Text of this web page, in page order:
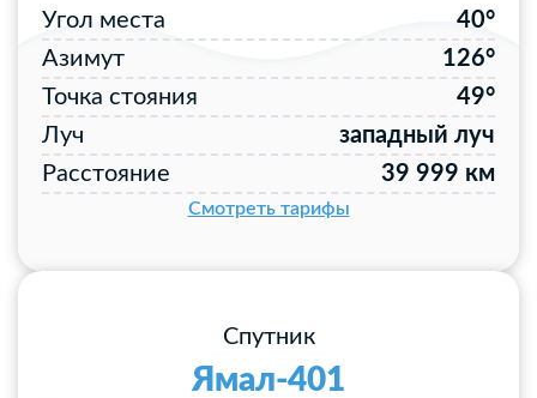
Угол места
40°
Азимут
126°
Точка стояния
49°
Луч
западный луч
Расстояние
39 999 км
Смотреть тарифы
Спутник
Ямал-401